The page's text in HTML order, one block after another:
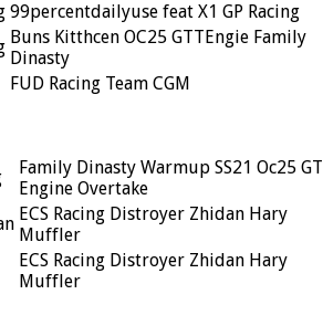
99percentdailyuse feat X1 GP Racing
Buns Kitthcen OC25 GTTEngie Family
Dinasty
FUD Racing Team CGM
Family Dinasty Warmup SS21 Oc25 GT
Engine Overtake
ECS Racing Distroyer Zhidan Hary
Muffler
ECS Racing Distroyer Zhidan Hary
Muffler